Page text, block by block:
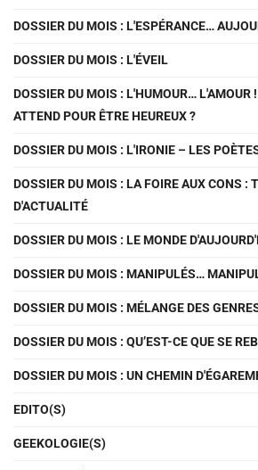
DOSSIER DU MOIS : L'ESPÉRANCE…
DOSSIER DU MOIS : L'ÉVEIL
DOSSIER DU MOIS : L'HUMOUR… L'AMOUR
ATTEND POUR ÊTRE HEUREUX ?
DOSSIER DU MOIS : L'IRONIE – LES
DOSSIER DU MOIS : LA FOIRE AUX CONS :
D'ACTUALITÉ
DOSSIER DU MOIS : LE MONDE
DOSSIER DU MOIS : MANIPULÉS…
DOSSIER DU MOIS : MÉLANGE DES
DOSSIER DU MOIS : QU’EST-CE QUE SE
DOSSIER DU MOIS : UN CHEMIN
EDITO(S)
GEEKOLOGIE(S)